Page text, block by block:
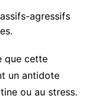
agressifs
que cette
un antidote
ou au stress.